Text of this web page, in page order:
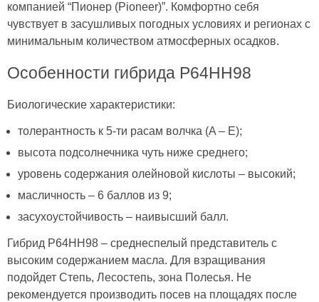
компанией “Пионер (Pioneer)”. Комфортно себя
чувствует в засушливых погодных условиях и регионах с
минимальным количеством атмосферных осадков.
Особенности гибрида P64HH98
Биологические характеристики:
толерантность к 5-ти расам волчка (A – E);
высота подсолнечника чуть ниже среднего;
уровень содержания олейновой кислоты – высокий;
масличность – 6 баллов из 9;
засухоустойчивость – наивысший балл.
Гибрид P64HH98 – среднеспелый представитель с
высоким содержанием масла. Для взращивания
подойдет Степь, Лесостепь, зона Полесья. Не
рекомендуется производить посев на площадях после